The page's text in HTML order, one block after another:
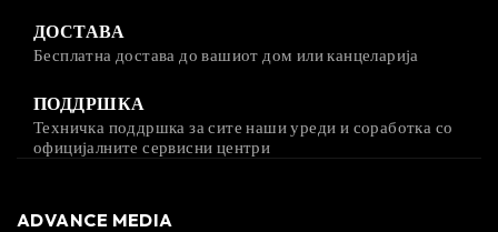
ДОСТАВА
Бесплатна достава до вашиот дом или канцеларија
ПОДДРШКА
Техничка поддршка за сите наши уреди и соработка со
официјалните сервисни центри
ADVANCE MEDIA